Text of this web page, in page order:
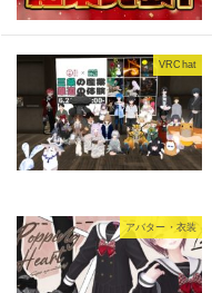
VRChat
アバター・衣装